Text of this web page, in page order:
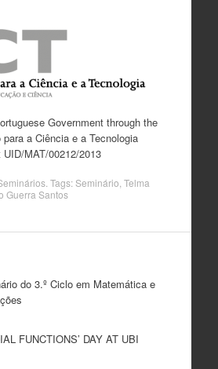
Government through the
a Ciência e a Tecnologia
MAT/00212/2013
. Tags:Seminário Telma
Guerra Santos
do 3.º Ciclo em Matemática e
FUNCTIONS’ DAY AT UBI